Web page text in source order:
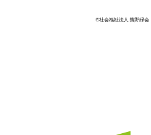
©社会福祉法人 熊野緑会